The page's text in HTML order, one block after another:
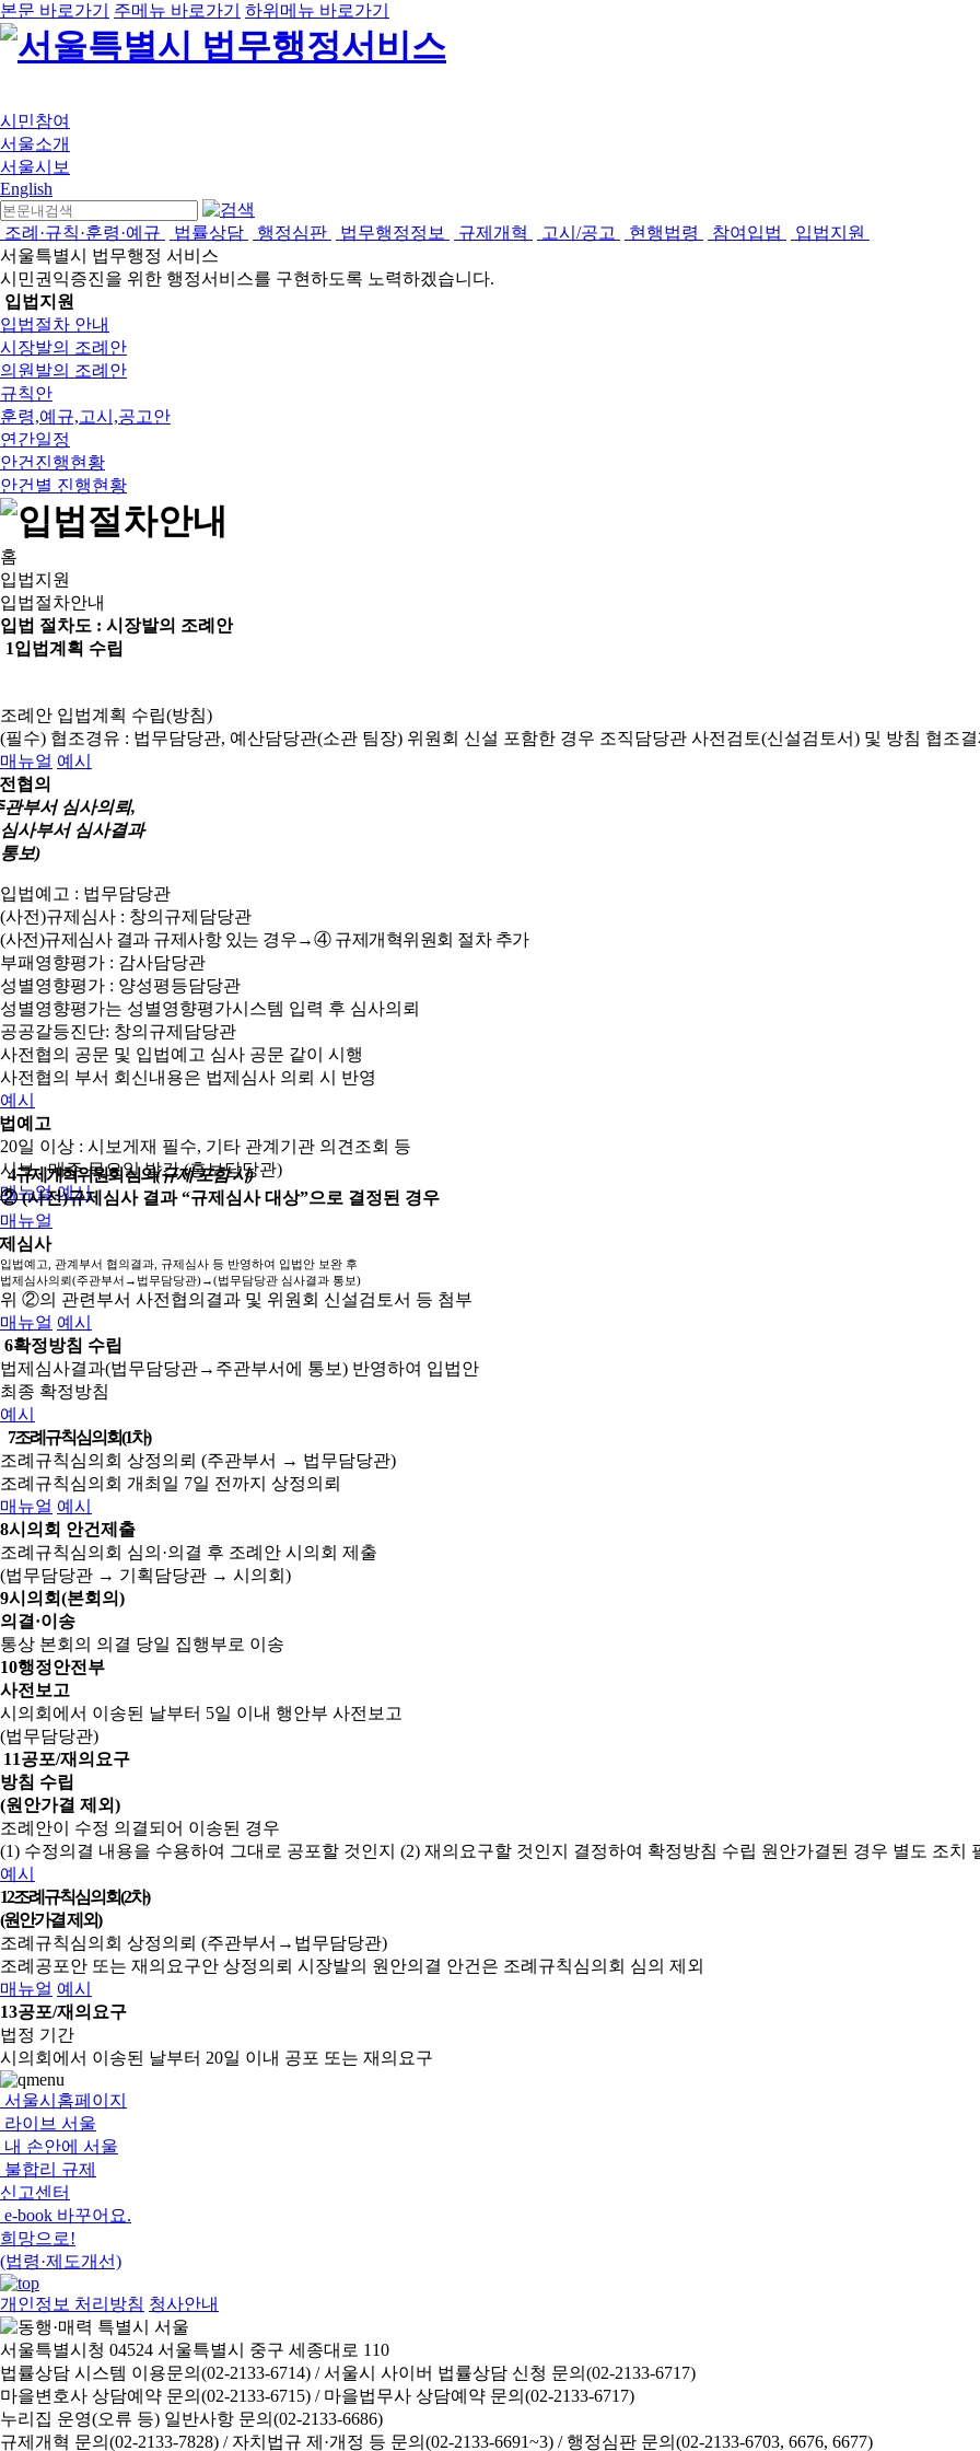
본문 바로가기 주메뉴 바로가기 하위메뉴 바로가기
시민참여
서울소개
서울시보
English
조례·규칙·훈령·예규 법률상담 행정심판 법무행정정보 규제개혁 고시/공고 현행법령 참여입법
입법지원
서울특별시 법무행정 서비스
시민권익증진을 위한 행정서비스를 구현하도록 노력하겠습니다.
입법지원
입법절차 안내
시장발의 조례안
의원발의 조례안
규칙안
훈령,예규,고시,공고안
연간일정
안건진행현황
안건별 진행현황
홈
입법지원
입법절차안내
입법 절차도 : 시장발의 조례안
1입법계획 수립
조례안 입법계획 수립(방침)
(필수) 협조경유 : 법무담당관, 예산담당관(소관 팀장) 위원회 신설 포함한 경우 조직담당관 사전검토(신설검토서) 및 방침 협조
매뉴얼 예시
협의
관부서 심사의뢰,
심사부서 심사결과
통보)
입법예고 : 법무담당관
(사전)규제심사 : 창의규제담당관
(사전)규제심사 결과 규제사항 있는 경우→④ 규제개혁위원회 절차 추가
부패영향평가 : 감사담당관
성별영향평가 : 양성평등담당관
성별영향평가는 성별영향평가시스템 입력 후 심사의뢰
공공갈등진단: 창의규제담당관
사전협의 공문 및 입법예고 심사 공문 같이 시행
사전협의 부서 회신내용은 법제심사 의뢰 시 반영
예시
예고
20일 이상 : 시보게재 필수, 기타 관계기관 의견조회 등
시보 : 매주 목요일 발간 (홍보담당관)
매뉴얼 예시
4규제개혁위원회 심의(규제 포함 시)
② (사전)규제심사 결과 “규제심사 대상”으로 결정된 경우
매뉴얼
심사
입법예고, 관계부서 협의결과, 규제심사 등 반영하여 입법안 보완 후
법제심사의뢰(주관부서→법무담당관)→(법무담당관 심사결과 통보)
위 ②의 관련부서 사전협의결과 및 위원회 신설검토서 등 첨부
매뉴얼 예시
6확정방침 수립
법제심사결과(법무담당관→주관부서에 통보) 반영하여 입법안
최종 확정방침
예시
7조례규칙심의회(1차)
조례규칙심의회 상정의뢰 (주관부서 → 법무담당관)
조례규칙심의회 개최일 7일 전까지 상정의뢰
매뉴얼 예시
8시의회 안건제출
조례규칙심의회 심의·의결 후 조례안 시의회 제출
(법무담당관 → 기획담당관 → 시의회)
9시의회(본회의)
의결·이송
통상 본회의 의결 당일 집행부로 이송
10행정안전부
사전보고
시의회에서 이송된 날부터 5일 이내 행안부 사전보고
(법무담당관)
11공포/재의요구
방침 수립
(원안가결 제외)
조례안이 수정 의결되어 이송된 경우
(1) 수정의결 내용을 수용하여 그대로 공포할 것인지 (2) 재의요구할 것인지 결정하여 확정방침 수립 원안가결된 경우 별도 조치
예시
12조례규칙심의회(2차)
(원안가결 제외)
조례규칙심의회 상정의뢰 (주관부서→법무담당관)
조례공포안 또는 재의요구안 상정의뢰 시장발의 원안의결 안건은 조례규칙심의회 심의 제외
매뉴얼 예시
13공포/재의요구
법정 기간
시의회에서 이송된 날부터 20일 이내 공포 또는 재의요구
서울시홈페이지
라이브 서울
내 손안에 서울
불합리 규제
신고센터
e-book 바꾸어요.
희망으로!
(법령·제도개선)
개인정보 처리방침 청사안내
서울특별시청 04524 서울특별시 중구 세종대로 110
법률상담 시스템 이용문의(02-2133-6714) /서울시 사이버 법률상담 신청 문의(02-2133-6717)
마을변호사 상담예약 문의(02-2133-6715) / 마을법무사 상담예약 문의(02-2133-6717)
누리집 운영(오류 등) 일반사항 문의(02-2133-6686)
규제개혁 문의(02-2133-7828) / 자치법규 제·개정 등 문의(02-2133-6691~3) / 행정심판 문의(02-2133-6703, 6676, 6677)